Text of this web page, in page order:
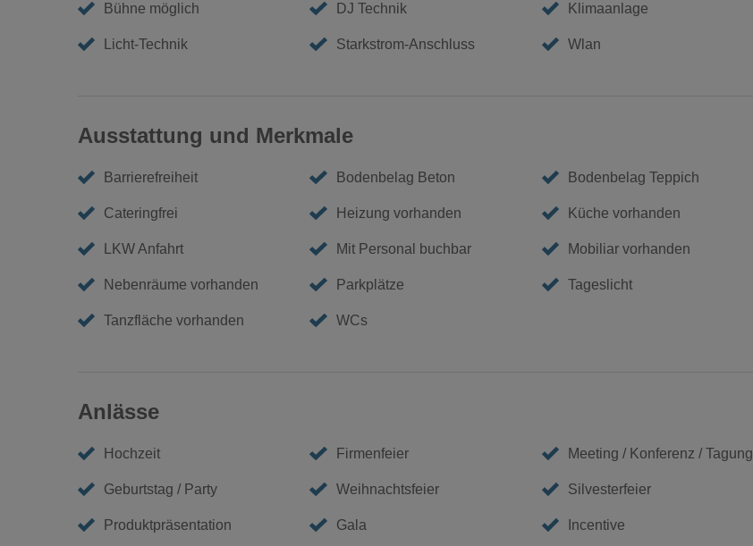
Bühne möglich DJ Technik Klimaanlage
Licht-Technik Starkstrom-Anschluss Wlan
Ausstattung und Merkmale
Barrierefreiheit Bodenbelag Beton Bodenbelag Teppich
Cateringfrei Heizung vorhanden Küche vorhanden
LKW Anfahrt Mit Personal buchbar Mobiliar vorhanden
Nebenräume vorhanden Parkplätze Tageslicht
Tanzfläche vorhanden WCs
Anlässe
Hochzeit Firmenfeier Meeting / Konferenz / Tagung
Geburtstag / Party Weihnachtsfeier Silvesterfeier
Produktpräsentation Gala Incentive